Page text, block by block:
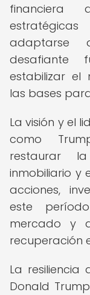
financiera
adaptarse
desafiante
estabilizar el
las bases
La visión y el
como
restaurar
inmobiliario y
acciones,
este
mercado y
recuperación
La
Donald